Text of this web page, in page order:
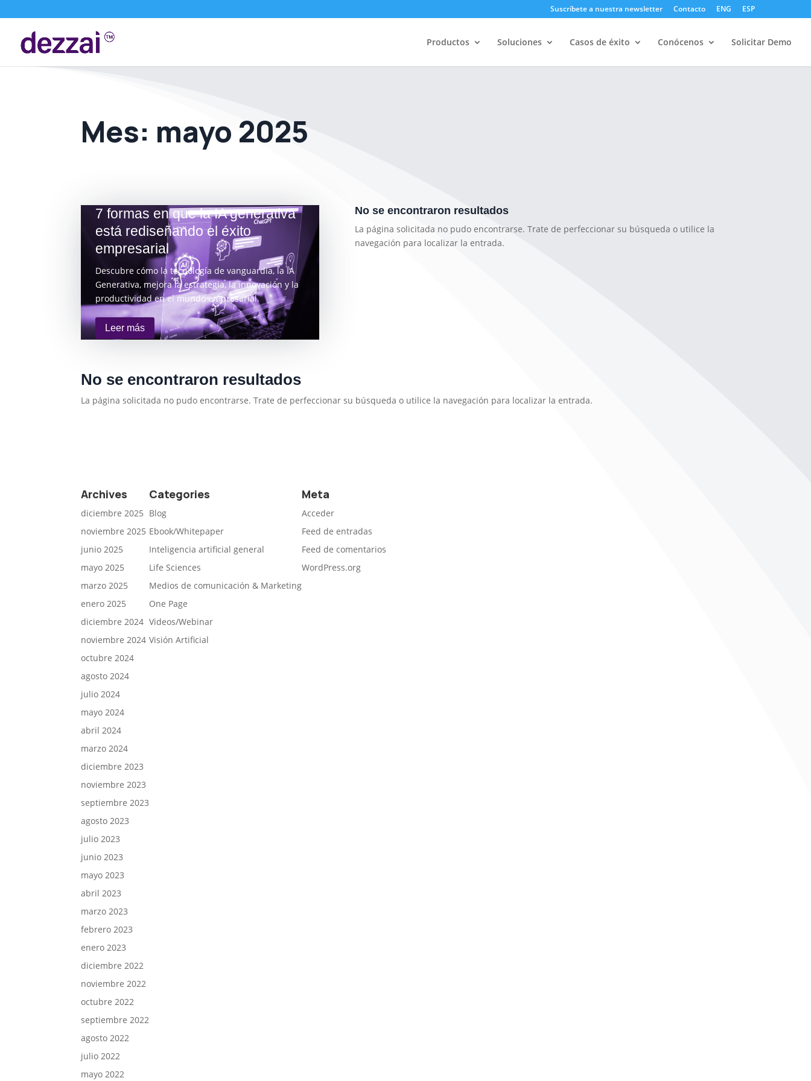
Suscríbete a nuestra newsletter Contacto ENG ESP
Productos Soluciones Casos de éxito Conócenos Solicitar Demo
Mes: mayo 2025
7 formas en que la IA generativa
está rediseñando el éxito
empresarial
Descubre cómo la tecnología de vanguardia, la IA
Generativa, mejora la estrategia, la innovación y la
productividad en el mundo empresarial.
Leer más
No se encontraron resultados
La página solicitada no pudo encontrarse. Trate de perfeccionar su búsqueda o utilice la
navegación para localizar la entrada.
No se encontraron resultados
La página solicitada no pudo encontrarse. Trate de perfeccionar su búsqueda o utilice la navegación para localizar la entrada.
Archives
diciembre 2025
noviembre 2025
junio 2025
mayo 2025
marzo 2025
enero 2025
diciembre 2024
noviembre 2024
octubre 2024
agosto 2024
julio 2024
mayo 2024
abril 2024
marzo 2024
diciembre 2023
noviembre 2023
septiembre 2023
agosto 2023
julio 2023
junio 2023
mayo 2023
abril 2023
marzo 2023
febrero 2023
enero 2023
diciembre 2022
noviembre 2022
octubre 2022
septiembre 2022
agosto 2022
julio 2022
mayo 2022
Categories
Blog
Ebook/Whitepaper
Inteligencia artificial general
Life Sciences
Medios de comunicación & Marketing
One Page
Videos/Webinar
Visión Artificial
Meta
Acceder
Feed de entradas
Feed de comentarios
WordPress.org